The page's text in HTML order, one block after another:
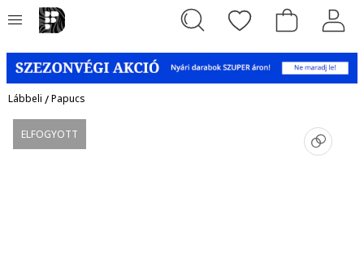
Lábbeli /Papucs
ELFOGYOTT